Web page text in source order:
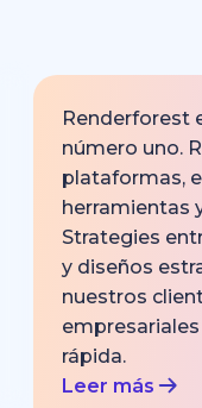
Renderforest
número uno.
plataformas,
herramientas
Strategies
y diseños
nuestros
rápida.
Leer más